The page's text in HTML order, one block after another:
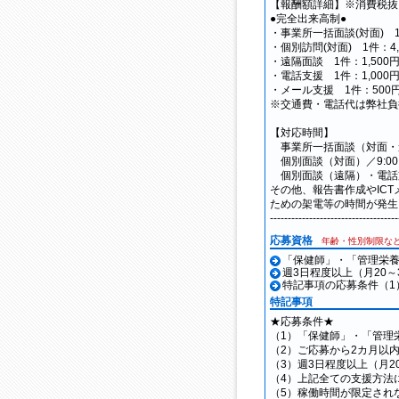
【報酬額詳細】※消費税
●完全出来高制●
・事業所一括面談(対面)
・個別訪問(対面) 1件：
・遠隔面談 1件：1,500
・電話支援 1件：1,000
・メール支援 1件：500
※交通費・電話代は弊社
【対応時間】
事業所一括面談（対面
個別面談（対面）／
個別面談（遠隔）・電
その他、報告書作成や
ための架電等の時間が発
応募資格
年齢・性別制限な
「保健師」・「管理栄
週3日程度以上（月20
特記事項の応募条件（
特記事項
★応募条件★
（1）「保健師」・「管
（2）ご応募から2カ月以
（3）週3日程度以上（月
（4）上記全ての支援方
（5）稼働時間が限定され